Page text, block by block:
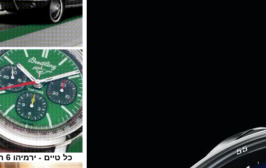
כל טיים - ירמיהו 6 ת"א